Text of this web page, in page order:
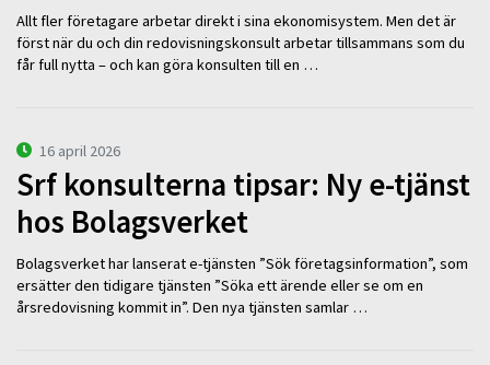
Allt fler företagare arbetar direkt i sina ekonomisystem. Men det är
först när du och din redovisningskonsult arbetar tillsammans som du
får full nytta – och kan göra konsulten till en …
16 april 2026
Srf konsulterna tipsar: Ny e-tjänst
hos Bolagsverket
Bolagsverket har lanserat e-tjänsten ”Sök företagsinformation”, som
ersätter den tidigare tjänsten ”Söka ett ärende eller se om en
årsredovisning kommit in”. Den nya tjänsten samlar …